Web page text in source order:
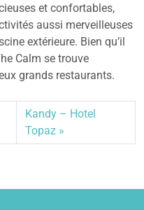
et confortables,
aussi merveilleuses
extérieure. Bien qu’il
Calm se trouve
grands restaurants.
Kandy – Hotel
Topaz